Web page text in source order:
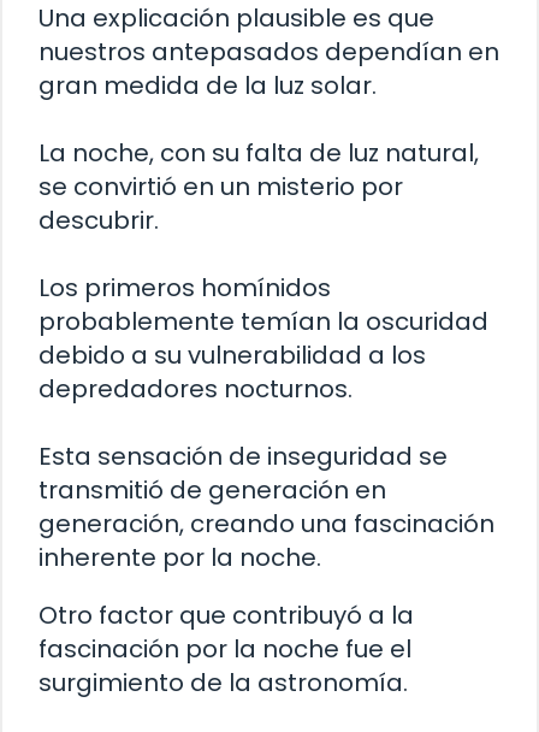
Una explicación plausible es que
nuestros antepasados dependían en
gran medida de la luz solar.
La noche, con su falta de luz natural,
se convirtió en un misterio por
descubrir.
Los primeros homínidos
probablemente temían la oscuridad
debido a su vulnerabilidad a los
depredadores nocturnos.
Esta sensación de inseguridad se
transmitió de generación en
generación, creando una fascinación
inherente por la noche.
Otro factor que contribuyó a la
fascinación por la noche fue el
surgimiento de la astronomía.